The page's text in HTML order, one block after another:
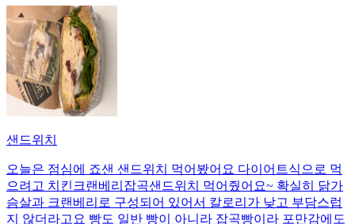
샌드위치
오늘은 점심에 죠샌 샌드위치 먹어봤어요 다이어트식으로 먹
으려고 치킨크랜베리잡곡샌드위치 먹어줬어요~ 확실히 닭가
슴살과 크랜베리로 구성되어 있어서 칼로리가 낮고 부담스럽
지 않더라고요 빵도 일반 빵이 아니라 잡곡빵이라 포만감에도